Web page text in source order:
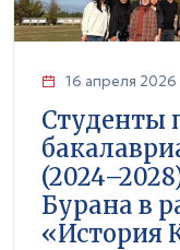
16 апреля 2026
Студенты
Бурана в
«История